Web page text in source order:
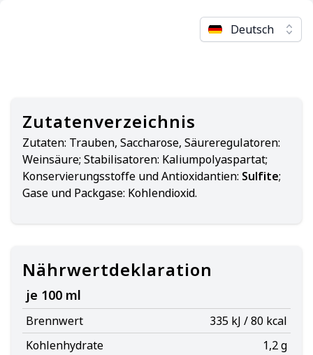
Deutsch
Zutatenverzeichnis
Zutaten: Trauben, Saccharose, Säureregulatoren:
Weinsäure; Stabilisatoren: Kaliumpolyaspartat;
Konservierungsstoffe und Antioxidantien: Sulfite;
Gase und Packgase: Kohlendioxid.
Nährwertdeklaration
je 100 ml
Brennwert
335 kJ / 80 kcal
Kohlenhydrate
1,2 g